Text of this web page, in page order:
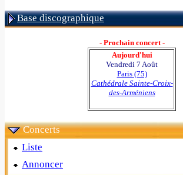
Base discographique
- Prochain concert -
Aujourd'hui
Vendredi 7 Août
Paris (75)
Cathédrale Sainte-Croix-
des-Arméniens
Concerts
Liste
Annoncer